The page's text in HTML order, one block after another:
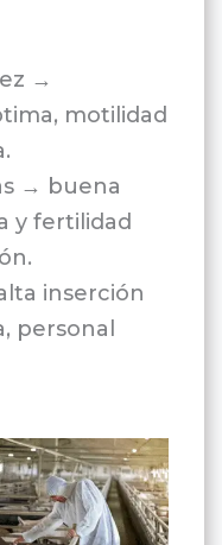
→
motilidad
→ buena
y fertilidad
inserción
personal